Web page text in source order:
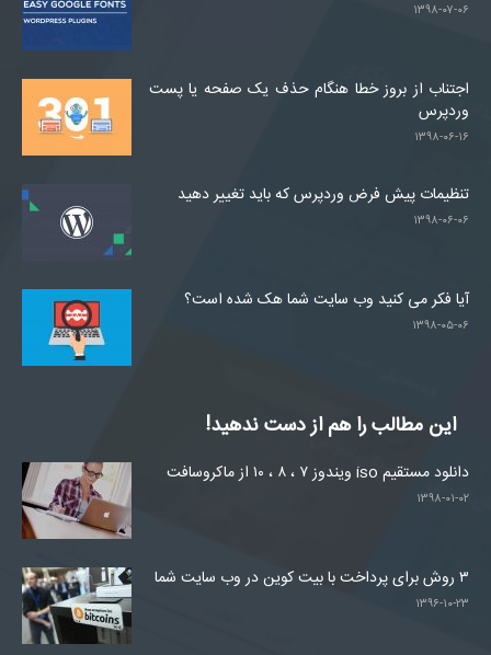
۱۳۹۸-۰۷-۰۶
اجتناب از بروز خطا هنگام حذف یک صفحه یا پست
وردپرس
۱۳۹۸-۰۶-۱۶
تنظیمات پیش فرض وردپرس که باید تغییر دهید
۱۳۹۸-۰۶-۰۶
آیا فکر می کنید وب سایت شما هک شده است؟
۱۳۹۸-۰۵-۰۶
این مطالب را هم از دست ندهید!
دانلود مستقیم iso ویندوز ۷ ، ۸ ، ۱۰ از ماکروسافت
۱۳۹۸-۰۱-۰۲
۳ روش برای پرداخت با بیت کوین در وب سایت شما
۱۳۹۶-۱۰-۲۳